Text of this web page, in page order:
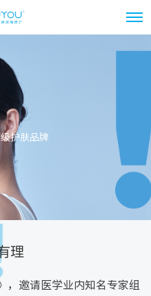
护肤品牌
理
，邀请医学业内知名专家组